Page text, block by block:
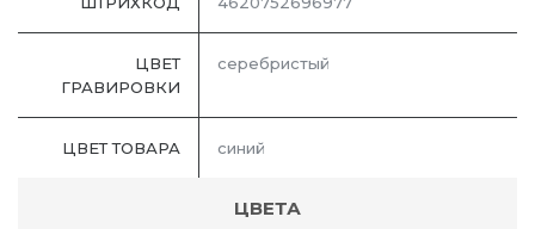
ЦВЕТ
ГРАВИРОВКИ
серебристый
ЦВЕТ ТОВАРА синий
ЦВЕТА